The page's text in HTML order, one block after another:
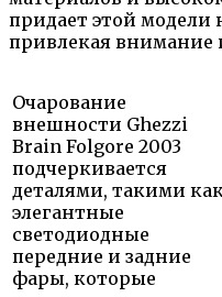
придает этой
привлекая внимание
Очарование
внешности Ghezzi
Brain Folgore 2003
подчеркивается
деталями, такими
элегантные
светодиодные
передние и задние
фары, которые